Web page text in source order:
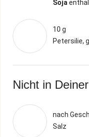
Soja
10 g
Petersilie,
Nicht in
nach
Salz